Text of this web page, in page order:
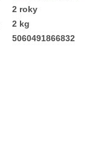
2 roky
2 kg
5060491866832